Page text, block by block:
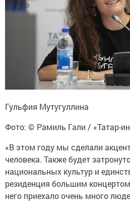
Гульфия Мутугуллина
Фото: © Рамиль Гали / «Татар-
«В этом году мы сделали
человека. Также будет
национальных культур и
резиденция большим
него приехало очень много